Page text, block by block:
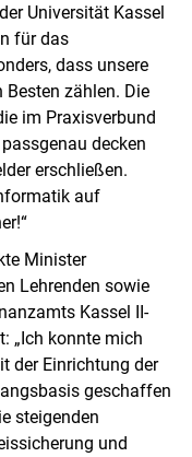
Universität Kassel
für das
dass unsere
zählen. Die
im Praxisverbund
decken
erschließen.
auf
Minister
Lehrenden sowie
Kassel II-
„Ich konnte mich
der Einrichtung der
geschaffen
steigenden
und